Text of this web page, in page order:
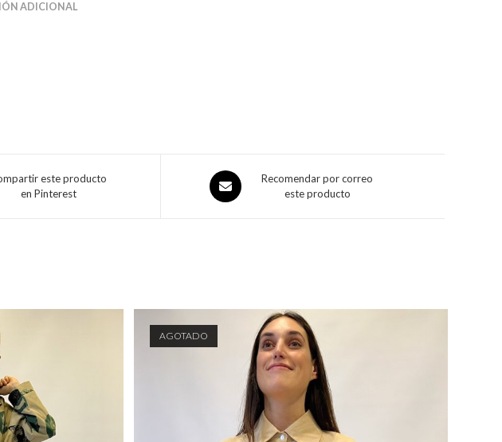
ADICIONAL
este producto
en Pinterest
Recomendar por correo
este producto
AGOTADO